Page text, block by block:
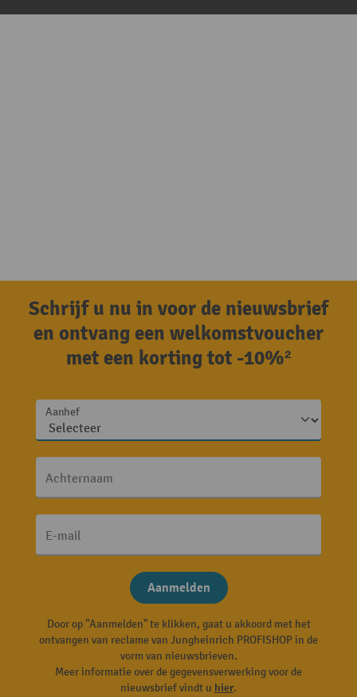
Schrijf u nu in voor de nieuwsbrief
en ontvang een welkomstvoucher
met een korting tot -10%²
Aanhef
Achternaam
E-mail
Aanmelden
Door op "Aanmelden" te klikken, gaat u akkoord met het
ontvangen van reclame van Jungheinrich PROFISHOP in de
vorm van nieuwsbrieven.
Meer informatie over de gegevensverwerking voor de
nieuwsbrief vindt u hier.